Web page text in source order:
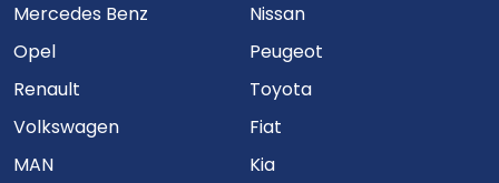
Mercedes Benz
Nissan
Opel
Peugeot
Renault
Toyota
Volkswagen
Fiat
MAN
Kia